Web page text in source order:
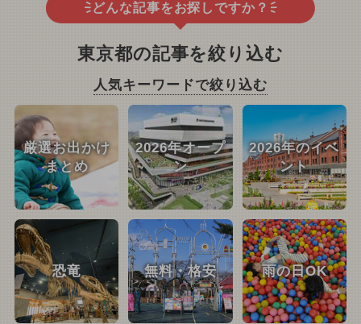
どんな記事をお探しですか？
東京都の記事を絞り込む
人気キーワードで絞り込む
厳選お出かけ
まとめ
2026年オープ
ン
2026年のイベ
ント
恐竜 無料・格安 雨の日OK